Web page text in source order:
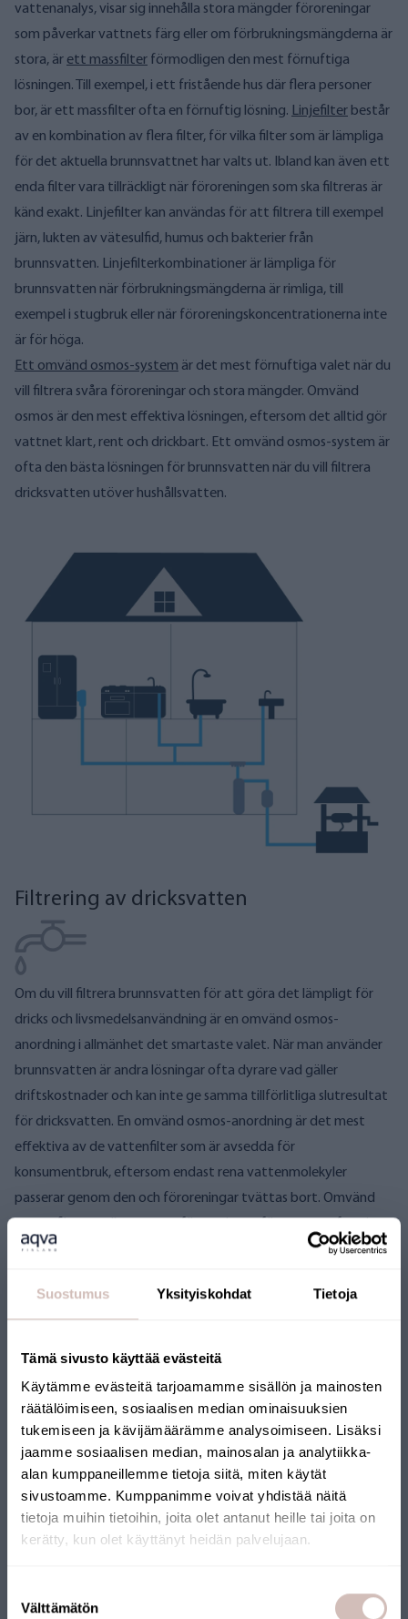
Suostumus Yksityiskohdat Tietoja
Tämä sivusto käyttää evästeitä
Käytämme evästeitä tarjoamamme sisällön ja mainosten
räätälöimiseen, sosiaalisen median ominaisuuksien
tukemiseen ja kävijämäärämme analysoimiseen. Lisäksi
jaamme sosiaalisen median, mainosalan ja analytiikka-
alan kumppaneillemme tietoja siitä, miten käytät
sivustoamme. Kumppanimme voivat yhdistää näitä
tietoja muihin tietoihin, joita olet antanut heille tai joita on
kerätty, kun olet käyttänyt heidän palvelujaan.
valinta
Välttämätön
vattenanalys, visar sig innehålla stora mängder föroreningar
som påverkar vattnets färg eller om förbrukningsmängderna är
stora, är ett massfilter förmodligen den mest förnuftiga
lösningen. Till exempel, i ett fristående hus där flera personer
bor, är ett massfilter ofta en förnuftig lösning. Linjefilter består
av en kombination av flera filter, för vilka filter som är lämpliga
för det aktuella brunnsvattnet har valts ut. Ibland kan även ett
enda filter vara tillräckligt när föroreningen som ska filtreras är
känd exakt. Linjefilter kan användas för att filtrera till exempel
järn, lukten av vätesulfid, humus och bakterier från
brunnsvatten. Linjefilterkombinationer är lämpliga för
brunnsvatten när förbrukningsmängderna är rimliga, till
exempel i stugbruk eller när föroreningskoncentrationerna inte
är för höga.
Ett omvänd osmos-system är det mest förnuftiga valet när du
vill filtrera svåra föroreningar och stora mängder. Omvänd
osmos är den mest effektiva lösningen, eftersom det alltid gör
vattnet klart, rent och drickbart. Ett omvänd osmos-system är
ofta den bästa lösningen för brunnsvatten när du vill filtrera
dricksvatten utöver hushållsvatten.
Filtrering av dricksvatten
Om du vill filtrera brunnsvatten för att göra det lämpligt för
dricks och livsmedelsanvändning är en omvänd osmos-
anordning i allmänhet det smartaste valet. När man använder
brunnsvatten är andra lösningar ofta dyrare vad gäller
driftskostnader och kan inte ge samma tillförlitliga slutresultat
för dricksvatten. En omvänd osmos-anordning är det mest
effektiva av de vattenfilter som är avsedda för
konsumentbruk, eftersom endast rena vattenmolekyler
passerar genom den och föroreningar tvättas bort. Omvänd
såsom radon eller vätesulfid. Dessa avlägsnas med hjälp av de
Omvända osmos-anordningar som är lämpliga för filtrering av
Smart EVO,
kan installeras i utrymmet under diskhon.
Bordsfiltret AQVA DUO
är dock främst avsett för filtrering av
kommunalt vatten, och för brunnsvatten är det lämpligt som
kvalitetsförbättrare eller som en lösning som rekommenderas
av en vattenexpert baserat på vattenanalys.
Leveransland